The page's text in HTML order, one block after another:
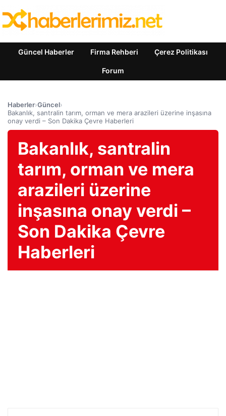
Güncel Haberler Firma Rehberi Çerez Politikası
Forum
Haberler›Güncel›
Bakanlık, santralin tarım, orman ve mera arazileri üzerine inşasına
onay verdi – Son Dakika Çevre Haberleri
Bakanlık, santralin
tarım, orman ve mera
arazileri üzerine
inşasına onay verdi –
Son Dakika Çevre
Haberleri